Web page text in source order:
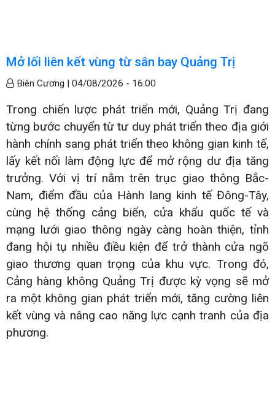
Mở lối liên kết vùng từ sân bay Quảng Trị
Biên Cương | 04/08/2026 - 16:00
Trong chiến lược phát triển mới, Quảng Trị đang
từng bước chuyển từ tư duy phát triển theo địa giới
hành chính sang phát triển theo không gian kinh tế,
lấy kết nối làm động lực để mở rộng dư địa tăng
trưởng. Với vị trí nằm trên trục giao thông Bắc-
Nam, điểm đầu của Hành lang kinh tế Đông-Tây,
cùng hệ thống cảng biển, cửa khẩu quốc tế và
mạng lưới giao thông ngày càng hoàn thiện, tỉnh
đang hội tụ nhiều điều kiện để trở thành cửa ngõ
giao thương quan trọng của khu vực. Trong đó,
Cảng hàng không Quảng Trị được kỳ vọng sẽ mở
ra một không gian phát triển mới, tăng cường liên
kết vùng và nâng cao năng lực cạnh tranh của địa
phương.